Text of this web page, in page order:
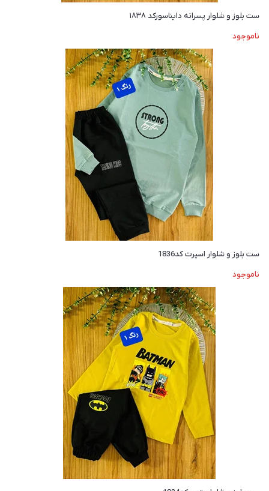
ست بلوز و شلوار پسرانه دایناسورکد ۱۸۳۸
ناموجود
ست بلوز و شلوار اسپرت کد1836
ناموجود